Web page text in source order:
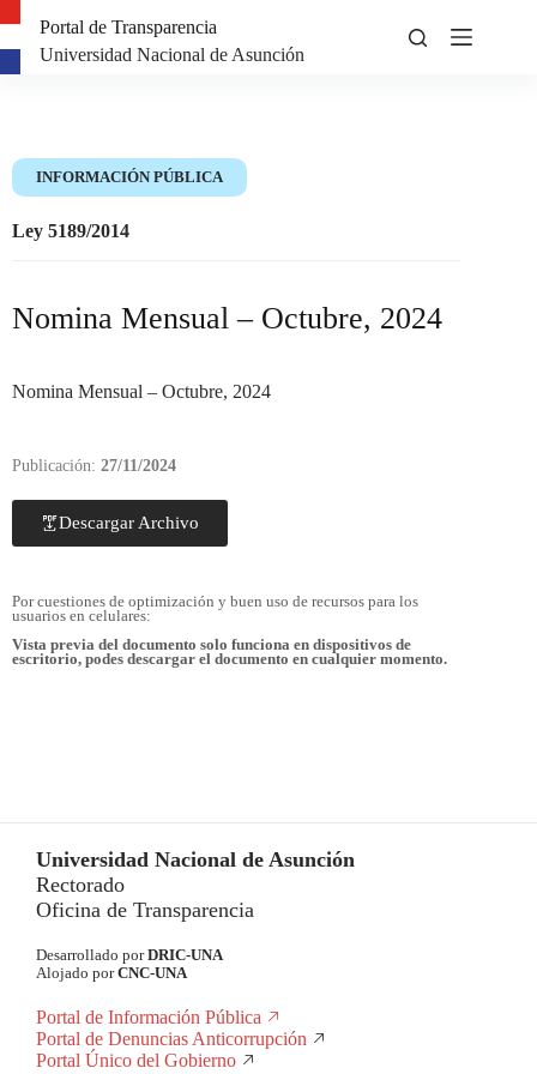
Portal de Transparencia
Universidad Nacional de Asunción
INFORMACIÓN PÚBLICA
Ley 5189/2014
Nomina Mensual – Octubre, 2024
Nomina Mensual – Octubre, 2024
Publicación: 27/11/2024
Descargar Archivo
Por cuestiones de optimización y buen uso de recursos para los
usuarios en celulares:
Vista previa del documento solo funciona en dispositivos de
escritorio, podes descargar el documento en cualquier momento.
Universidad Nacional de Asunción
Rectorado
Oficina de Transparencia
Desarrollado porDRIC-UNA
Alojado porCNC-UNA
Portal de Información Pública
Portal de Denuncias Anticorrupción
Portal Único del Gobierno